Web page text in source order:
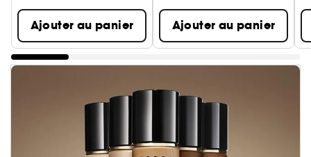
Ajouter au panier Ajouter au panier